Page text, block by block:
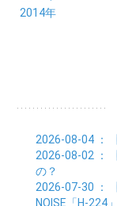
01月 (21)
02月 (29)
03月 (30)
04月 (20)
05月 (31)
07月 (25)
06月 (21)
08月 (31)
07月 (22)
09月 (27)
08月 (24)
01月 (24)
10月 (21)
02月 (20)
01月 (23)
11月 (21)
03月 (25)
02月 (30)
01月 (33)
12月 (36)
06月 (15)
04月 (9)
03月 (7)
02月 (7)
01月 (9)
2014年
2026-08-04 ：
2026-08-02 ：
の？
2026-07-30 ：
NOISE「H-224